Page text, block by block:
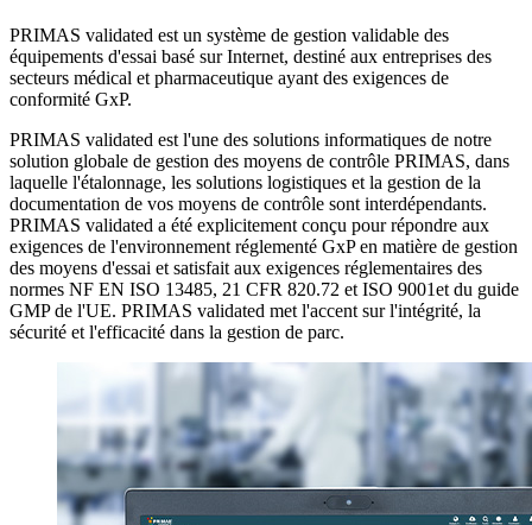
PRIMAS validated est un système de gestion validable des
équipements d'essai basé sur Internet, destiné aux entreprises des
secteurs médical et pharmaceutique ayant des exigences de
conformité GxP.
PRIMAS validated est l'une des solutions informatiques de notre
solution globale de gestion des moyens de contrôle PRIMAS, dans
laquelle l'étalonnage, les solutions logistiques et la gestion de la
documentation de vos moyens de contrôle sont interdépendants.
PRIMAS validated a été explicitement conçu pour répondre aux
exigences de l'environnement réglementé GxP en matière de gestion
des moyens d'essai et satisfait aux exigences réglementaires des
normes NF EN ISO 13485, 21 CFR 820.72 et ISO 9001et du guide
GMP de l'UE. PRIMAS validated met l'accent sur l'intégrité, la
sécurité et l'efficacité dans la gestion de parc.